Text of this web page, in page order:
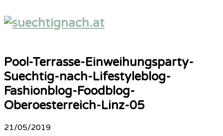
Pool-Terrasse-Einweihungsparty-
Suechtig-nach-Lifestyleblog-
Fashionblog-Foodblog-
Oberoesterreich-Linz-05
21/05/2019